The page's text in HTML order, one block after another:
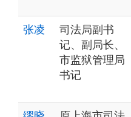
张凌
司法局副书
记、副局长、
市监狱管理局
书记